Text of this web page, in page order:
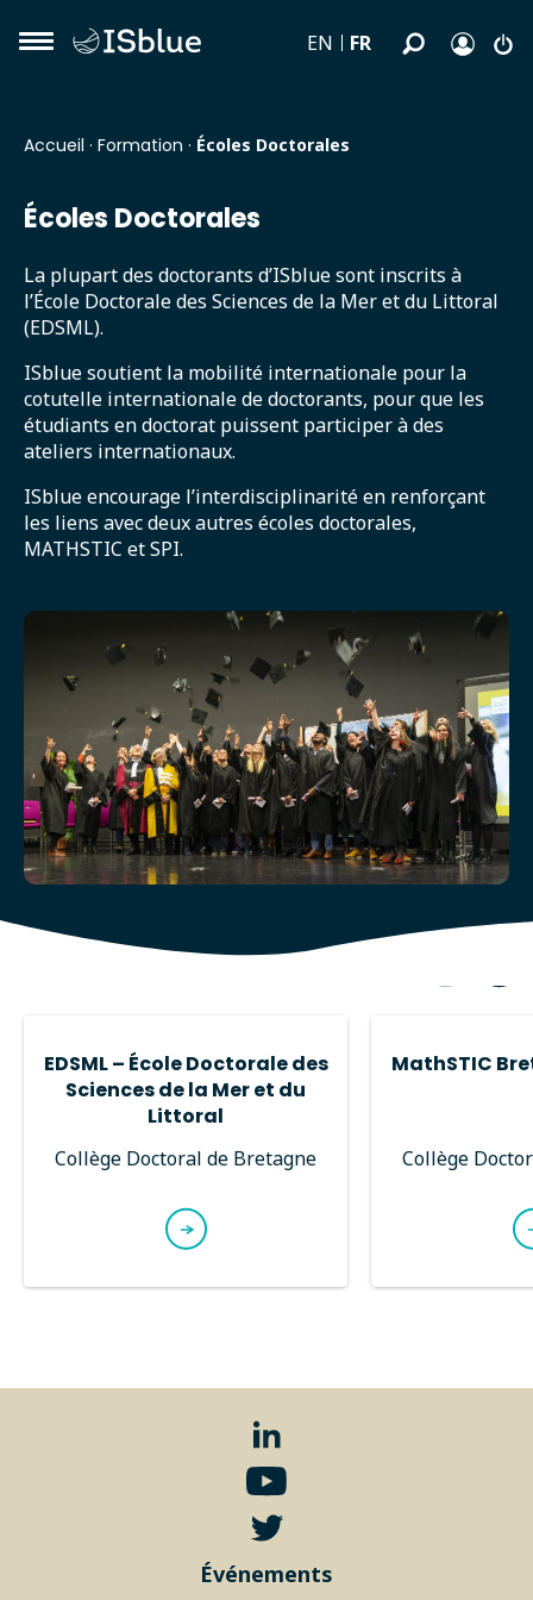
EN FR
Accueil · Formation · Écoles Doctorales
Écoles Doctorales
La plupart des doctorants d’ISblue sont inscrits à
l’École Doctorale des Sciences de la Mer et du Littoral
(EDSML).
ISblue soutient la mobilité internationale pour la
cotutelle internationale de doctorants, pour que les
étudiants en doctorat puissent participer à des
ateliers internationaux.
ISblue encourage l’interdisciplinarité en renforçant
les liens avec deux autres écoles doctorales,
MATHSTIC et SPI.
EDSML – École Doctorale des
Sciences de la Mer et du
Littoral
Collège Doctoral de Bretagne
MathSTIC
Collège
Événements